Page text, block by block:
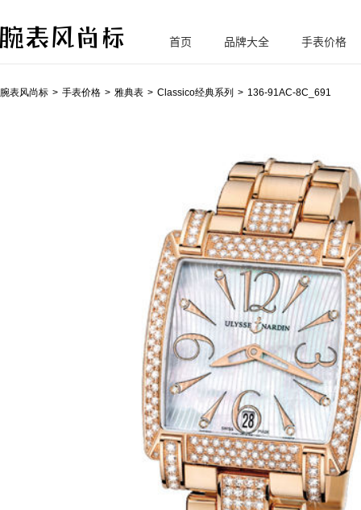
腕
首页 品牌大全 手表价格
腕表风尚标 手表价格 雅典表 Classico经典系列 136-91AC-8C_691